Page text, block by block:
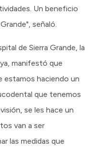
Un beneficio
señaló.
de Sierra Grande, la
manifestó que
estamos haciendo un
que tenemos
se les hace un
van a ser
las medidas que